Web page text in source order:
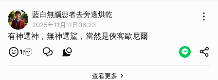
藍白無腦患者去旁邊烘乾
2025年11月11日06:23
有神選神，無神選鯊，當然是俠客歐尼爾
1
查看更多